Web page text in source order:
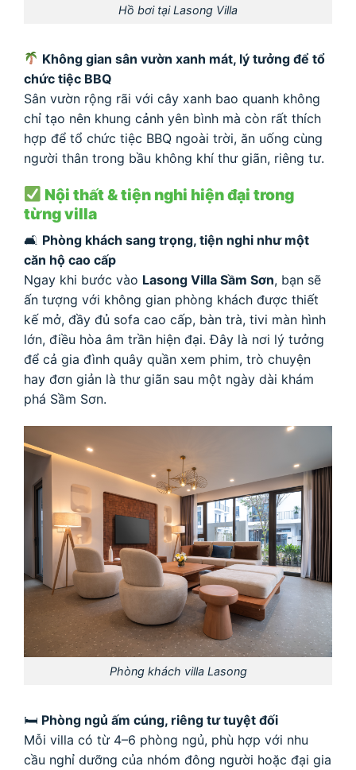
Hồ bơi tại Lasong Villa
Không gian sân vườn xanh mát, lý tưởng để tổ
chức tiệc BBQ
Sân vườn rộng rãi với cây xanh bao quanh không
chỉ tạo nên khung cảnh yên bình mà còn rất thích
hợp để tổ chức tiệc BBQ ngoài trời, ăn uống cùng
người thân trong bầu không khí thư giãn, riêng tư.
Nội thất & tiện nghi hiện đại trong
từng villa
🛋 Phòng khách sang trọng, tiện nghi như một
căn hộ cao cấp
Ngay khi bước vào Lasong Villa Sầm Sơn, bạn sẽ
ấn tượng với không gian phòng khách được thiết
kế mở, đầy đủ sofa cao cấp, bàn trà, tivi màn hình
lớn, điều hòa âm trần hiện đại. Đây là nơi lý tưởng
để cả gia đình quây quần xem phim, trò chuyện
hay đơn giản là thư giãn sau một ngày dài khám
phá Sầm Sơn.
Phòng khách villa Lasong
🛏 Phòng ngủ ấm cúng, riêng tư tuyệt đối
Mỗi villa có từ 4–6 phòng ngủ, phù hợp với nhu
cầu nghỉ dưỡng của nhóm đông người hoặc đại gia